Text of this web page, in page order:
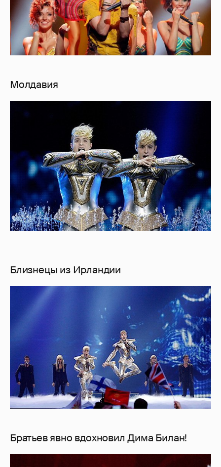
Молдавия
Близнецы из Ирландии
Братьев явно вдохновил Дима Билан!